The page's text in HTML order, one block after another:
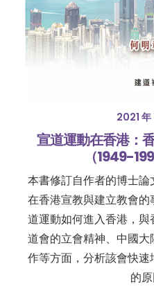
2021 年
宣道運動在香港：
（1949-
本書修訂自作者的博士
在香港宣教與建立教會
道運動如何進入香港，
道會的立會精神、中國
作等方面，分析該會快
的